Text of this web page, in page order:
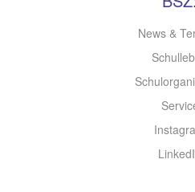
News &